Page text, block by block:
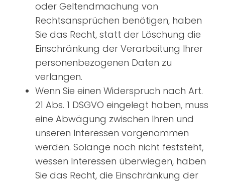
oder Geltendmachung von
Rechtsansprüchen benötigen, haben
Sie das Recht, statt der Löschung die
Einschränkung der Verarbeitung Ihrer
personenbezogenen Daten zu
verlangen.
Wenn Sie einen Widerspruch nach Art.
21 Abs. 1 DSGVO eingelegt haben, muss
eine Abwägung zwischen Ihren und
unseren Interessen vorgenommen
werden. Solange noch nicht feststeht,
wessen Interessen überwiegen, haben
Sie das Recht, die Einschränkung der